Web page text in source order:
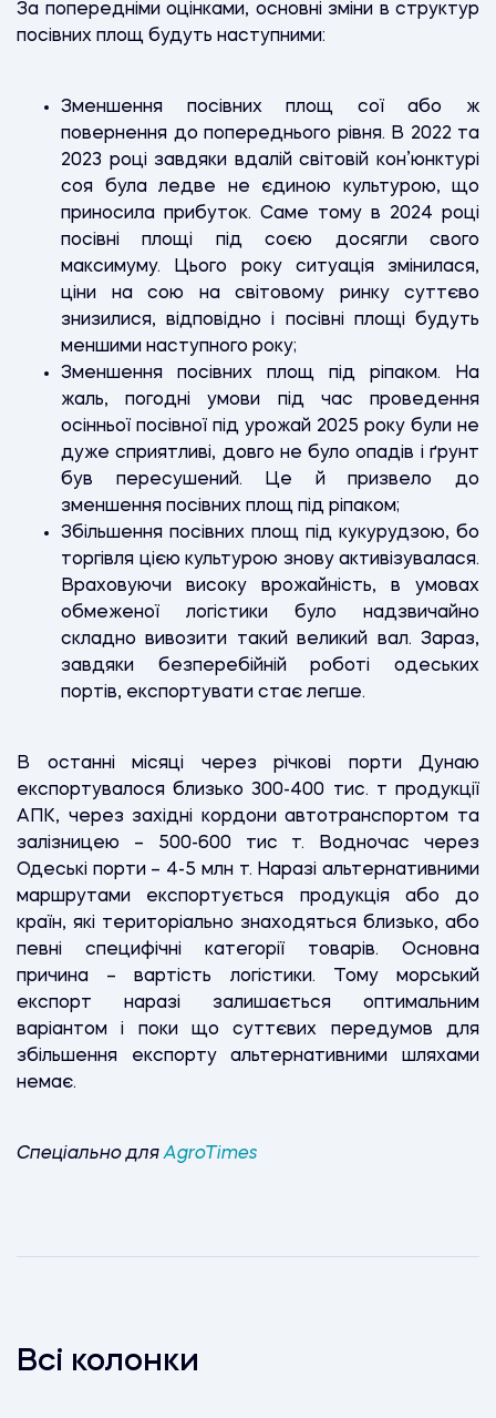
За попередніми оцінками, основні зміни в структур
посівних площ будуть наступними:
Зменшення посівних площ сої або ж
повернення до попереднього рівня. В 2022 та
2023 році завдяки вдалій світовій кон’юнктурі
соя була ледве не єдиною культурою, що
приносила прибуток. Саме тому в 2024 році
посівні площі під соєю досягли свого
максимуму. Цього року ситуація змінилася,
ціни на сою на світовому ринку суттєво
знизилися, відповідно і посівні площі будуть
меншими наступного року;
Зменшення посівних площ під ріпаком. На
жаль, погодні умови під час проведення
осінньої посівної під урожай 2025 року були не
дуже сприятливі, довго не було опадів і ґрунт
був пересушений. Це й призвело до
зменшення посівних площ під ріпаком;
Збільшення посівних площ під кукурудзою, бо
торгівля цією культурою знову активізувалася.
Враховуючи високу врожайність, в умовах
обмеженої логістики було надзвичайно
складно вивозити такий великий вал. Зараз,
завдяки безперебійній роботі одеських
портів, експортувати стає легше.
В останні місяці через річкові порти Дунаю
експортувалося близько 300-400 тис. т продукції
АПК, через західні кордони автотранспортом та
залізницею – 500-600 тис т. Водночас через
Одеські порти – 4-5 млн т. Наразі альтернативними
маршрутами експортується продукція або до
країн, які територіально знаходяться близько, або
певні специфічні категорії товарів. Основна
причина – вартість логістики. Тому морський
експорт наразі залишається оптимальним
варіантом і поки що суттєвих передумов для
збільшення експорту альтернативними шляхами
немає.
Спеціально дляAgroTimes
Всі колонки